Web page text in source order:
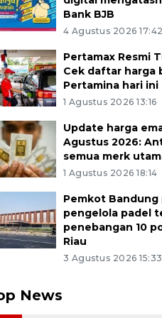
Bank BJB
4 Agustus 2026 17:42
Pertamax Resmi
Cek daftar harga
Pertamina hari ini
1 Agustus 2026 13:16
Update harga
Agustus 2026:
semua merk
1 Agustus 2026 18:14
Pemkot Bandung
pengelola padel
penebangan 10
Riau
3 Agustus 2026 15:33
News